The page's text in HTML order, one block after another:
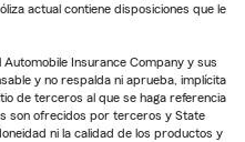
actual contiene disposiciones que le
Insurance Company y sus
y no respalda ni aprueba, implícita
de terceros al que se haga referencia
son ofrecidos por terceros y State
ni la calidad de los productos y